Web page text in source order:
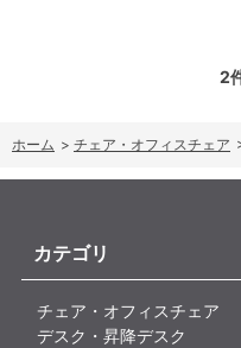
2
ホーム > チェア・オフィスチェア
カテゴリ
チェア・オフィスチェア
デスク・昇降デスク